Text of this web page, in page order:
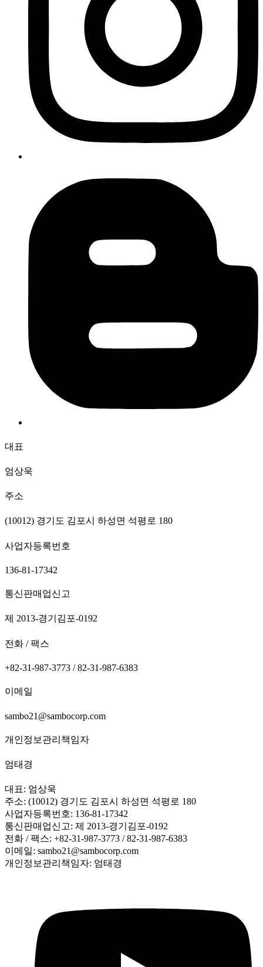
대표
엄상욱
주소
(10012) 경기도 김포시 하성면 석평로 180
사업자등록번호
136-81-17342
통신판매업신고
제 2013-경기김포-0192
전화 / 팩스
+82-31-987-3773 / 82-31-987-6383
이메일
sambo21@sambocorp.com
개인정보관리책임자
엄태경
대표: 엄상욱
주소: (10012) 경기도 김포시 하성면 석평로 180
사업자등록번호: 136-81-17342
통신판매업신고: 제 2013-경기김포-0192
전화 / 팩스: +82-31-987-3773 / 82-31-987-6383
이메일: sambo21@sambocorp.com
개인정보관리책임자: 엄태경